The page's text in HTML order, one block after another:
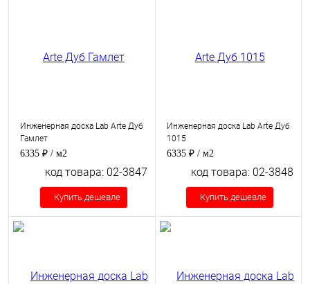
Инженерная доска Lab Arte Дуб
Гамлет
6335 ₽ / м2
код товара: 02-3847
Купить дешевле
Инженерная доска Lab Arte Дуб
1015
6335 ₽ / м2
код товара: 02-3848
Купить дешевле